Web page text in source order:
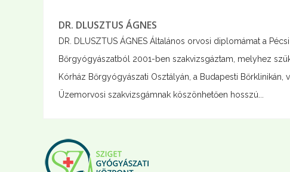
DR. DLUSZTUS ÁGNES
DR. DLUSZTUS ÁGNES Általános orvosi diplomámat a
Bőrgyógyászatból 2001-ben szakvizsgáztam, melyhez
Kórház Bőrgyógyászati Osztályán, a Budapesti
Üzemorvosi szakvizsgámnak köszönhetően hosszú...